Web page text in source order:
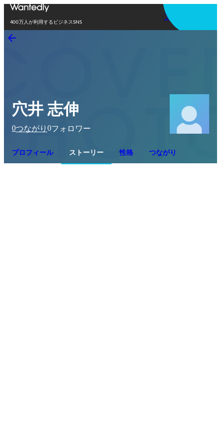
400万人が利用するビジネスSNS
アプリを使う
穴井 志伸
0つながり 0フォロワー
プロフィール ストーリー 性格 つながり